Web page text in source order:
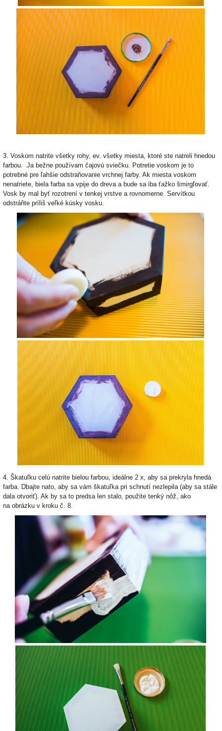
3. Voskom natrite všetky rohy, ev. všetky miesta, ktoré ste natreli hnedou
farbou. Ja bežne používam čajovú sviečku. Potretie voskom je to
potrebné pre ľahšie odstraňovanie vrchnej farby. Ak miesta voskom
nenatriete, biela farba sa vpije do dreva a bude sa iba ťažko šmirgľovať.
Vosk by mal byť rozotrení v tenkej vrstve a rovnomerne. Servítkou
odstráňte príliš veľké kúsky vosku.
4. Škatuľku celú natrite bielou farbou, ideálne 2 x, aby sa prekryla hnedá
farba. Dbajte nato, aby sa vám škatuľka pri schnutí nezlepila (aby sa stále
dala otvoriť). Ak by sa to predsa len stalo, použite tenký nôž, ako
na obrázku v kroku č. 8.